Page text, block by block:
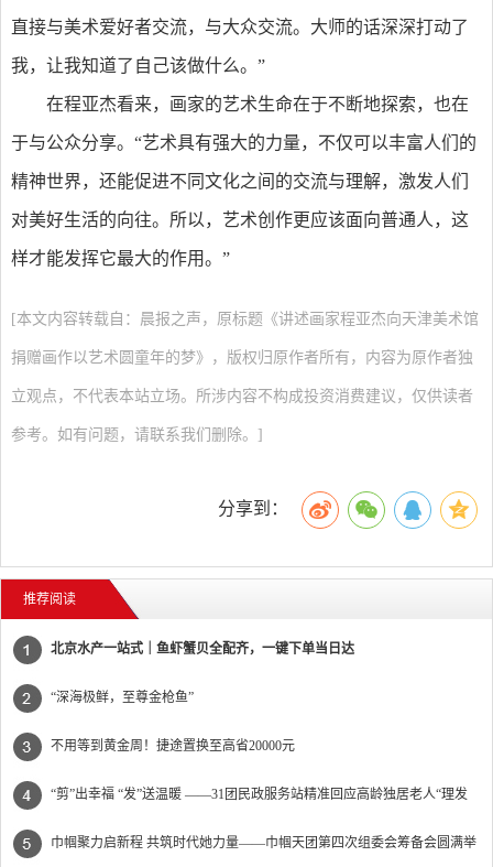
直接与美术爱好者交流，与大众交流。大师的话深深打动了
我，让我知道了自己该做什么。”
在程亚杰看来，画家的艺术生命在于不断地探索，也在
于与公众分享。“艺术具有强大的力量，不仅可以丰富人们的
精神世界，还能促进不同文化之间的交流与理解，激发人们
对美好生活的向往。所以，艺术创作更应该面向普通人，这
样才能发挥它最大的作用。”
[本文内容转载自：晨报之声，原标题《讲述画家程亚杰向天津美术馆
捐赠画作以艺术圆童年的梦》，版权归原作者所有，内容为原作者独
立观点，不代表本站立场。所涉内容不构成投资消费建议，仅供读者
参考。如有问题，请联系我们删除。]
分享到：
推荐阅读
北京水产一站式｜鱼虾蟹贝全配齐，一键下单当日达
“深海极鲜，至尊金枪鱼”
不用等到黄金周！捷途置换至高省20000元
“剪”出幸福 “发”送温暖 ——31团民政服务站精准回应高龄独居老人“理发
难”
巾帼聚力启新程 共筑时代她力量——巾帼天团第四次组委会筹备会圆满举